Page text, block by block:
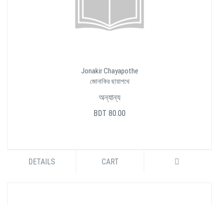
Jonakir Chayapothe
জোনাকির ছায়াপথে
অন্যান্য
BDT 80.00
DETAILS CART